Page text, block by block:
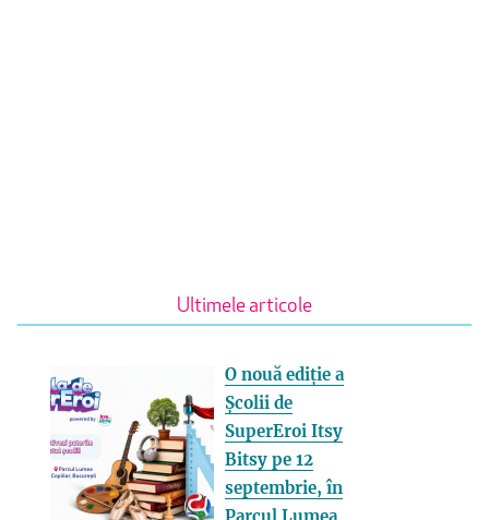
Ultimele articole
O nouă ediție a
Școlii de
SuperEroi Itsy
Bitsy pe 12
septembrie, în